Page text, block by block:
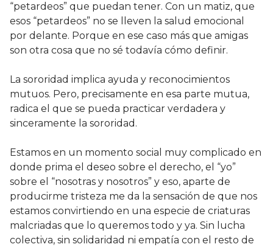
“petardeos” que puedan tener. Con un matiz, que
esos “petardeos” no se lleven la salud emocional
por delante. Porque en ese caso más que amigas
son otra cosa que no sé todavía cómo definir.
La sororidad implica ayuda y reconocimientos
mutuos. Pero, precisamente en esa parte mutua,
radica el que se pueda practicar verdadera y
sinceramente la sororidad.
Estamos en un momento social muy complicado en
donde prima el deseo sobre el derecho, el “yo”
sobre el “nosotras y nosotros” y eso, aparte de
producirme tristeza me da la sensación de que nos
estamos convirtiendo en una especie de criaturas
malcriadas que lo queremos todo y ya. Sin lucha
colectiva, sin solidaridad ni empatía con el resto de